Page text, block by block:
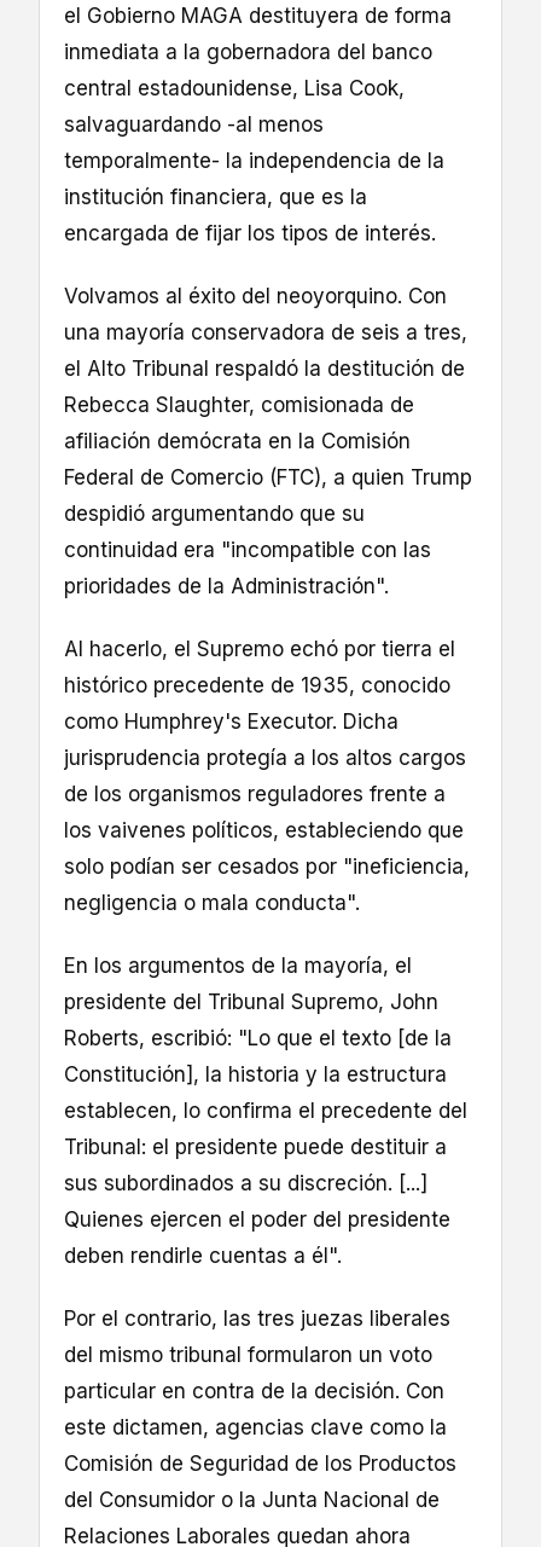
el Gobierno MAGA destituyera de forma
inmediata a la gobernadora del banco
central estadounidense, Lisa Cook,
salvaguardando -al menos
temporalmente- la independencia de la
institución financiera, que es la
encargada de fijar los tipos de interés.
Volvamos al éxito del neoyorquino. Con
una mayoría conservadora de seis a tres,
el Alto Tribunal respaldó la destitución de
Rebecca Slaughter, comisionada de
afiliación demócrata en la Comisión
Federal de Comercio (FTC), a quien Trump
despidió argumentando que su
continuidad era "incompatible con las
prioridades de la Administración".
Al hacerlo, el Supremo echó por tierra el
histórico precedente de 1935, conocido
como Humphrey's Executor. Dicha
jurisprudencia protegía a los altos cargos
de los organismos reguladores frente a
los vaivenes políticos, estableciendo que
solo podían ser cesados por "ineficiencia,
negligencia o mala conducta".
En los argumentos de la mayoría, el
presidente del Tribunal Supremo, John
Roberts, escribió: "Lo que el texto [de la
Constitución], la historia y la estructura
establecen, lo confirma el precedente del
Tribunal: el presidente puede destituir a
sus subordinados a su discreción. [...]
Quienes ejercen el poder del presidente
deben rendirle cuentas a él".
Por el contrario, las tres juezas liberales
del mismo tribunal formularon un voto
particular en contra de la decisión. Con
este dictamen, agencias clave como la
Comisión de Seguridad de los Productos
del Consumidor o la Junta Nacional de
Relaciones Laborales quedan ahora